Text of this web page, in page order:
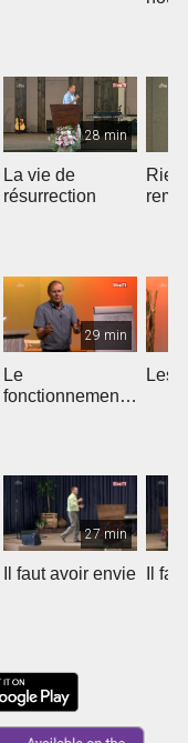
28 min
La vie de
résurrection
Rien
29 min
Le
fonctionnement
Les
27 min
Il faut avoir envie Il